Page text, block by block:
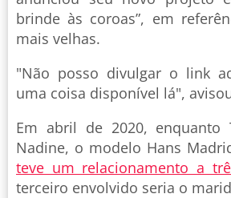
brinde às coroas”, em
mais velhas.
"Não posso divulgar o link
uma coisa disponível lá",
Em abril de 2020, enquanto
Nadine, o modelo Hans
teve um relacionamento a
terceiro envolvido seria o